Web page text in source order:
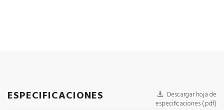
ESPECIFICACIONES
Descargar hoja de
especificaciones (.pdf)